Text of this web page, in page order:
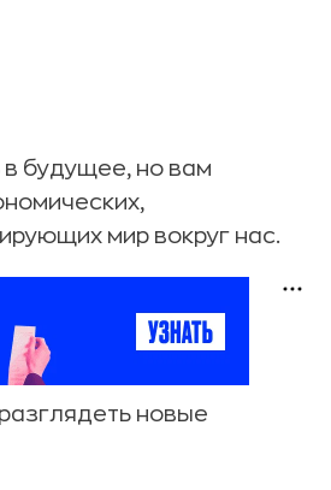
в будущее, но вам
мир вокруг нас.
новые